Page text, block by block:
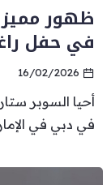
ظهور
في حفل
16/02/2026
أحيا السوبر
في دبي في